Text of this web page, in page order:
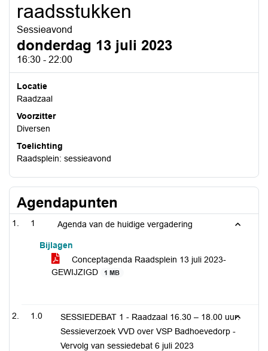
raadsstukken
Sessieavond
donderdag 13 juli 2023
16:30 - 22:00
Locatie
Raadzaal
Voorzitter
Diversen
Toelichting
Raadsplein: sessieavond
Agendapunten
1 Agenda van de huidige vergadering
Bijlagen
Conceptagenda Raadsplein 13 juli 2023-
GEWIJZIGD
1 MB
1.0
SESSIEDEBAT 1 - Raadzaal 16.30 – 18.00 uur:
Sessieverzoek VVD over VSP Badhoevedorp -
Vervolg van sessiedebat 6 juli 2023